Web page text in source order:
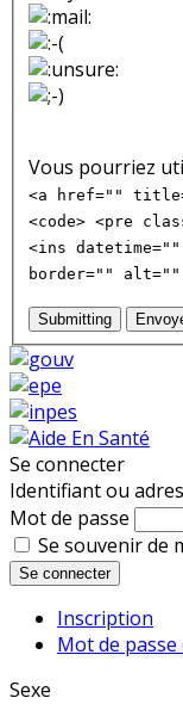
Vous pourriez
<a href=""
<code> <pre
<ins
border=""
Submitting
Se connecter
Identifiant ou
Mot de passe
Se souvenir de
Se connecter
Inscription
Mot de passe
Sexe